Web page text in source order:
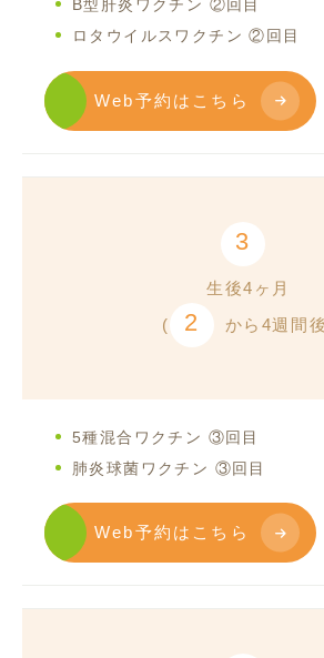
B型肝炎ワクチン ②回目
ロタウイルスワクチン ②回目
Web予約はこちら
3
生後4ヶ月
(
2 から4週間
5種混合ワクチン ③回目
肺炎球菌ワクチン ③回目
Web予約はこちら